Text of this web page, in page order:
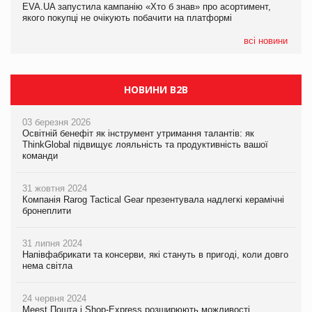
EVA.UA запустила кампанію «Хто б знав» про асортимент,
якого покупці не очікують побачити на платформі
всі новини
05.08.2026
Мережа супермаркетів VARUS купує мережу магазинів
НОВИНИ B2B
03 березня 2026
Освітній бенефіт як інструмент утримання талантів: як
ThinkGlobal підвищує лояльність та продуктивність вашої
команди
31 жовтня 2024
Компанія Rarog Tactical Gear презентувала надлегкі керамічні
бронеплити
31 липня 2024
Напівфабрикати та консерви, які стануть в пригоді, коли довго
нема світла
24 червня 2024
Meest Пошта і Shop-Express розширюють можливості